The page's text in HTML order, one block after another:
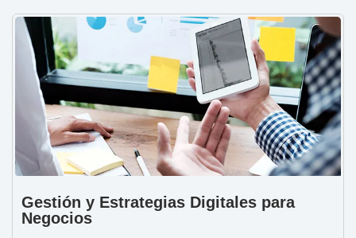
Gestión y Estrategias Digitales para
Negocios